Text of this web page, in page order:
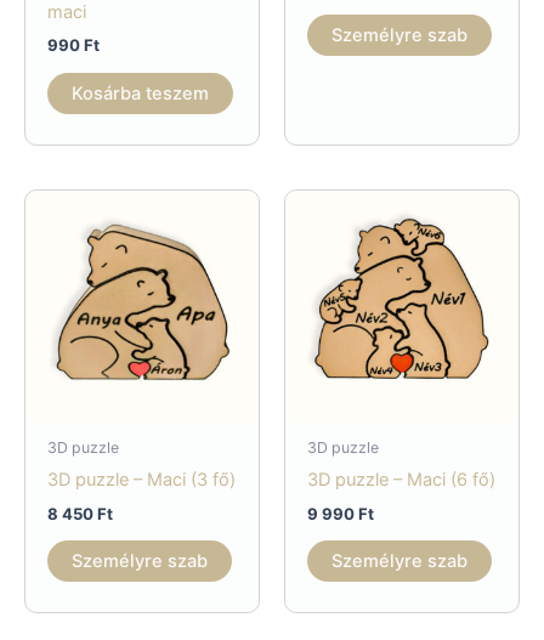
maci
990Ft
Kosárba teszem
Személyre szab
3D puzzle
3D puzzle – Maci (3 fő)
8 450Ft
Személyre szab
3D puzzle
3D puzzle – Maci (6 fő)
9 990Ft
Személyre szab